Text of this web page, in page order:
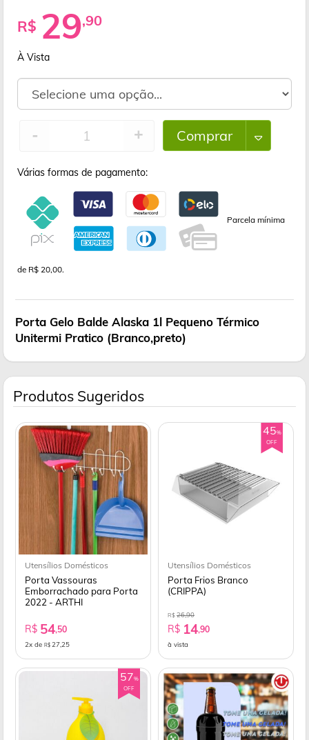
R$ 29,90
À Vista
- + Comprar
Várias formas de pagamento:
Parcela mínima
de R$ 20,00.
Porta Gelo Balde Alaska 1l Pequeno Térmico
Unitermi Pratico (Branco,preto)
Produtos Sugeridos
Utensílios Domésticos
Porta Vassouras
Emborrachado para Porta
2022 - ARTHI
R$ 54,50
2x de R$ 27,25
45%
OFF
Utensílios Domésticos
Porta Frios Branco
(CRIPPA)
R$ 26,90
R$ 14,90
à vista
57%
OFF